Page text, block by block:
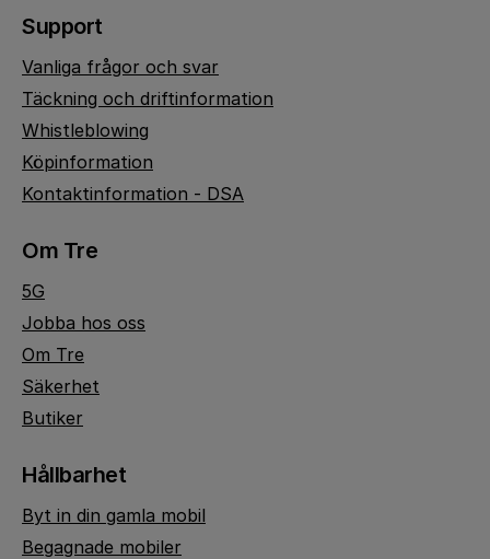
Support
Vanliga frågor och svar
Täckning och driftinformation
Whistleblowing
Köpinformation
Kontaktinformation - DSA
Om Tre
5G
Jobba hos oss
Om Tre
Säkerhet
Butiker
Hållbarhet
Byt in din gamla mobil
Begagnade mobiler